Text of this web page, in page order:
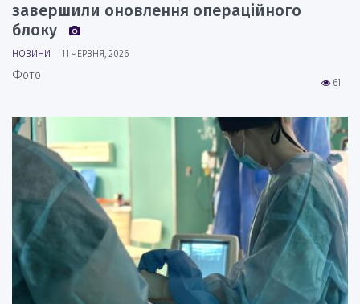
завершили оновлення операційного
блоку
НОВИНИ 11 ЧЕРВНЯ, 2026
61
Фото